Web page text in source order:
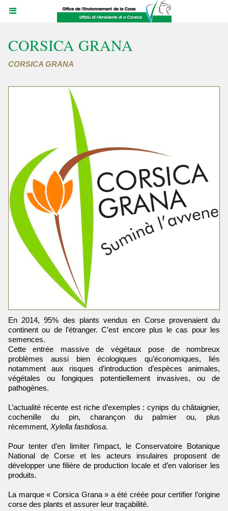
CORSICA GRANA
CORSICA GRANA
En 2014, 95% des plants vendus en Corse provenaient du
continent ou de l’étranger. C’est encore plus le cas pour les
semences.
Cette entrée massive de végétaux pose de nombreux
problèmes aussi bien écologiques qu’économiques, liés
notamment aux risques d’introduction d’espèces animales,
végétales ou fongiques potentiellement invasives, ou de
pathogènes.
L’actualité récente est riche d’exemples : cynips du châtaignier,
cochenille du pin, charançon du palmier ou, plus
récemment, Xylella fastidiosa.
Pour tenter d’en limiter l’impact, le Conservatoire Botanique
National de Corse et les acteurs insulaires proposent de
développer une filière de production locale et d’en valoriser les
produits.
La marque « Corsica Grana » a été créée pour certifier l’origine
corse des plants et assurer leur traçabilité.